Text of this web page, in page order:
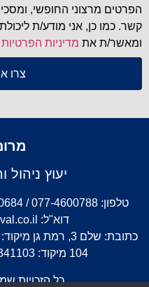
הפרטים מרצוני החופשי,
קשר. כמו כן, אני מודע/ת
ומאשר/ת את מדיניות הפרטיות
צרו
יעוץ
דוא"ל: office@marom-tuval.co.il
104 מיקוד: 3341103 טלפון: 04-8726802
כל הזכויות